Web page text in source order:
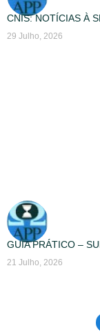
CNIS: NOTÍCIAS À
29 Julho, 2026
GUIA PRÁTICO –
21 Julho, 2026